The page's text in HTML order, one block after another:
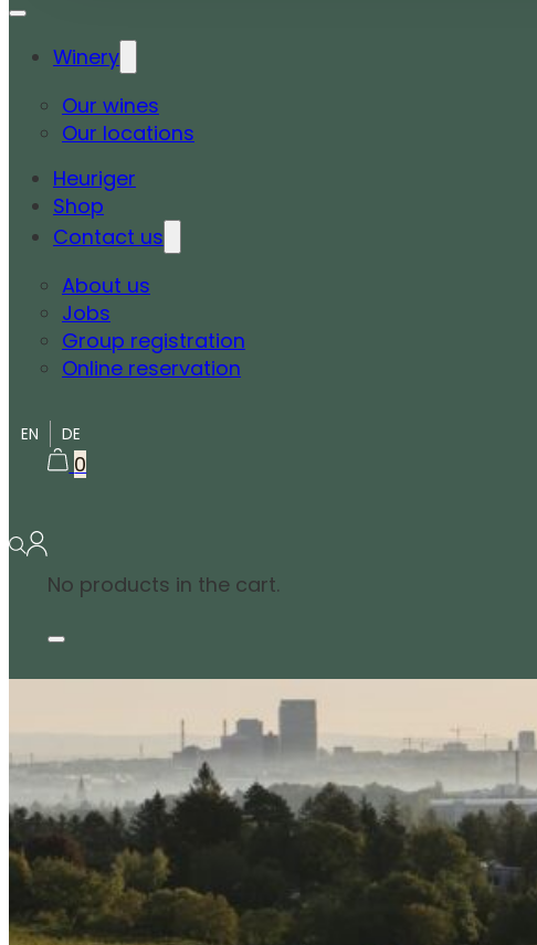
Winery
Our wines
Our locations
Heuriger
Shop
Contact us
About us
Jobs
Group registration
Online reservation
EN DE
0
No products in the cart.